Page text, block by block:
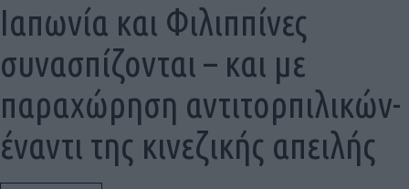
Ιαπωνία και Φιλιππίνες
συνασπίζονται – και με
παραχώρηση αντιτορπιλικών-
έναντι της κινεζικής απειλής